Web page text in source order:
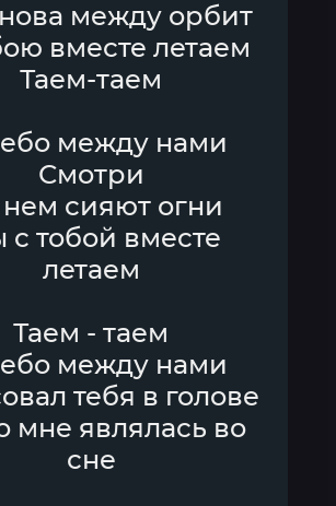
между орбит
вместе летаем
Таем-таем
между нами
Смотри
сияют огни
тобой вместе
летаем
Таем - таем
между нами
тебя в голове
мне являлась во
сне